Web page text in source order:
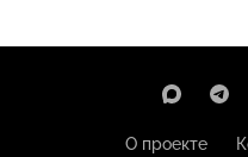
О проекте